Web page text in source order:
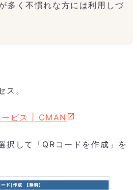
多く不慣れな方には利用しづ
ス。
ービス | CMAN
択して「QRコードを作成」を